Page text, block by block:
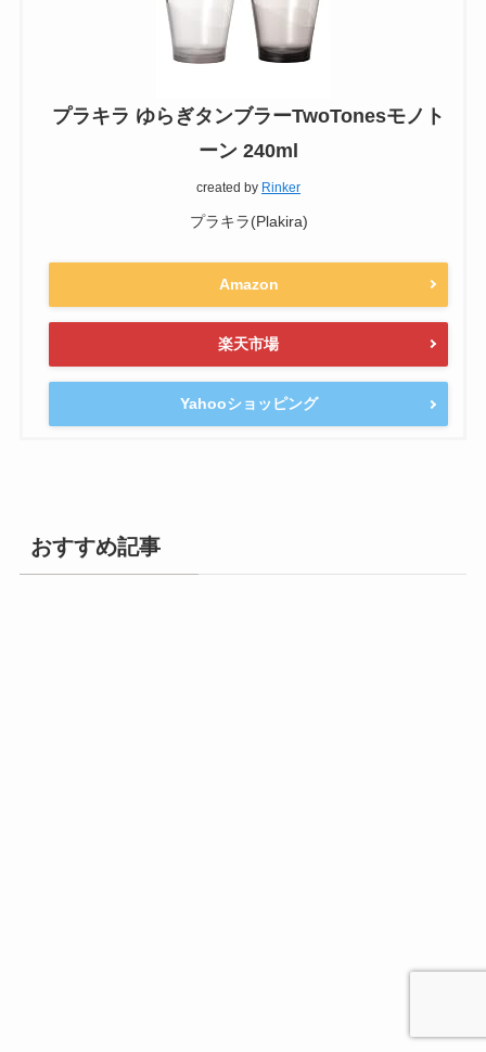
プラキラ ゆらぎタンブラーTwoTonesモノト
ーン 240ml
created by Rinker
プラキラ(Plakira)
Amazon
楽天市場
Yahooショッピング
おすすめ記事